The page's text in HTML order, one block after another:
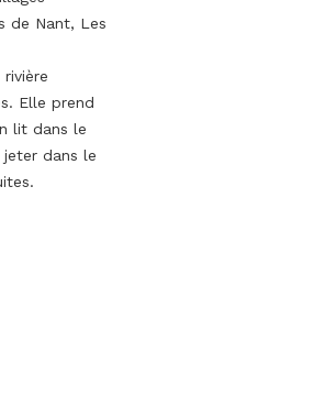
de Nant, Les
Elle prend
lit dans le
dans le